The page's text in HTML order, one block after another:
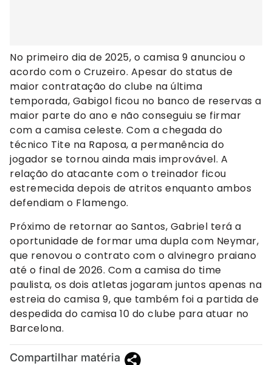
No primeiro dia de 2025, o camisa 9 anunciou o
acordo com o Cruzeiro. Apesar do status de
maior contratação do clube na última
temporada, Gabigol ficou no banco de reservas a
maior parte do ano e não conseguiu se firmar
com a camisa celeste. Com a chegada do
técnico Tite na Raposa, a permanência do
jogador se tornou ainda mais improvável. A
relação do atacante com o treinador ficou
estremecida depois de atritos enquanto ambos
defendiam o Flamengo.
Próximo de retornar ao Santos, Gabriel terá a
oportunidade de formar uma dupla com Neymar,
que renovou o contrato com o alvinegro praiano
até o final de 2026. Com a camisa do time
paulista, os dois atletas jogaram juntos apenas na
estreia do camisa 9, que também foi a partida de
despedida do camisa 10 do clube para atuar no
Barcelona.
Compartilhar matéria